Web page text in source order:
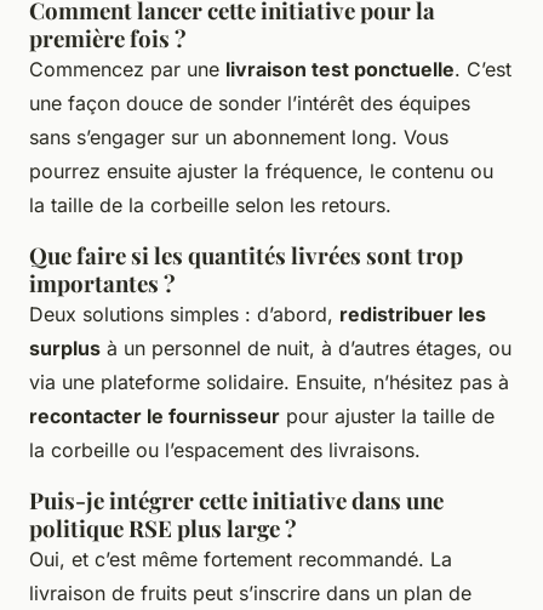
Comment lancer cette initiative pour la
première fois ?
Commencez par une livraison test ponctuelle. C’est
une façon douce de sonder l’intérêt des équipes
sans s’engager sur un abonnement long. Vous
pourrez ensuite ajuster la fréquence, le contenu ou
la taille de la corbeille selon les retours.
Que faire si les quantités livrées sont trop
importantes ?
Deux solutions simples : d’abord, redistribuer les
surplus à un personnel de nuit, à d’autres étages, ou
via une plateforme solidaire. Ensuite, n’hésitez pas à
recontacter le fournisseur pour ajuster la taille de
la corbeille ou l’espacement des livraisons.
Puis-je intégrer cette initiative dans une
politique RSE plus large ?
Oui, et c’est même fortement recommandé. La
livraison de fruits peut s’inscrire dans un plan de